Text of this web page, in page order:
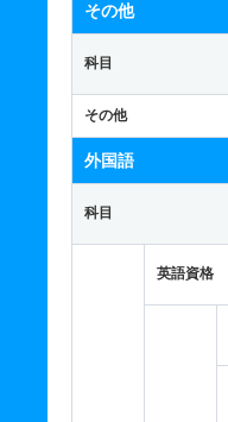
その他
科目
その他
外国語
科目
英語資格